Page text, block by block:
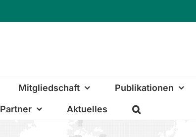
Mitgliedschaft Publikationen
Partner Aktuelles